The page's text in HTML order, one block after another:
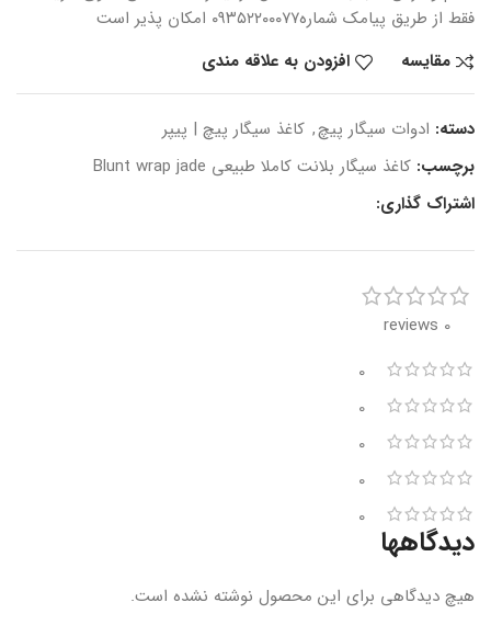
فقط از طریق پیامک شماره۰۹۳۵۲۲۰۰۰۷۷ امکان پذیر است
مقایسه
افزودن به علاقه مندی
دسته: ادوات سیگار پیچ, کاغذ سیگار پیچ | پیپر
برچسب: کاغذ سیگار بلانت کاملا طبیعی Blunt wrap jade
اشتراک گذاری:
0 reviews
0
0
0
0
0
دیدگاهها
هیچ دیدگاهی برای این محصول نوشته نشده است.